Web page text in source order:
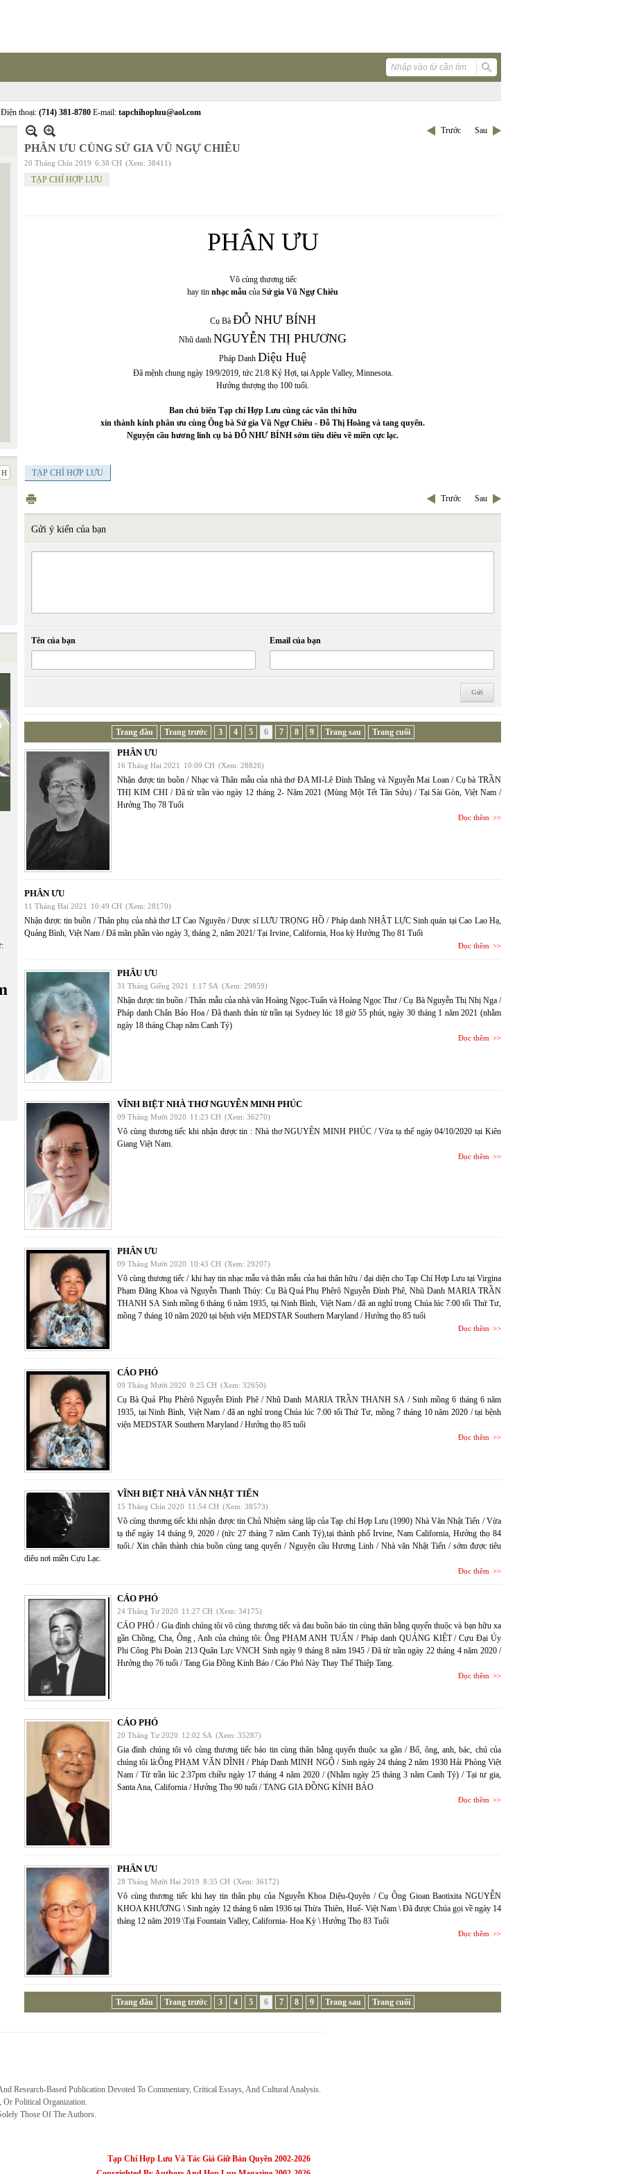
thoại: (714) 381-8780 E-mail: tapchihopluu@aol.com
Trước Sau
PHÂN ƯU CÙNG SỬ GIA VŨ NGỰ CHIÊU
20 Tháng Chín 2019 6:38 CH (Xem: 38411)
TẠP CHÍ HỢP LƯU
PHÂN ƯU
Vô cùng thương tiếc
hay tin nhạc mẫu của Sử gia Vũ Ngự Chiêu
Cụ Bà ĐỖ NHƯ BÍNH
Nhũ danh NGUYỄN THỊ PHƯƠNG
Pháp Danh Diệu Huệ
Đã mệnh chung ngày 19/9/2019, tức 21/8 Kỷ Hợi, tại Apple Valley, Minnesota.
Hưởng thượng thọ 100 tuổi.
Ban chủ biên Tạp chí Hợp Lưu cùng các văn thi hữu
xin thành kính phân ưu cùng Ông bà Sử gia Vũ Ngự Chiêu - Đỗ Thị Hoằng và tang quyến.
Nguyện cầu hương linh cụ bà ĐỖ NHƯ BÍNH sớm tiêu diêu về miền cực lạc.
TẠP CHÍ HỢP LƯU
Trước Sau
Gửi ý kiến của bạn
Tên của bạn Email của bạn
Trang đầu Trang trước 3 4 5 6 7 8 9 Trang sau Trang cuối
PHÂN ƯU
16 Tháng Hai 2021 10:09 CH (Xem: 28826)
Nhận được tin buồn / Nhạc và Thân mẫu của nhà thơ ĐA MI-Lê Đình Thắng và Nguyễn Mai Loan / Cụ bà TRẦN
THỊ KIM CHI / Đã từ trần vào ngày 12 tháng 2- Năm 2021 (Mùng Một Tết Tân Sửu) / Tại Sài Gòn, Việt Nam /
Hưởng Thọ 78 Tuổi
Đọc thêm
PHÂN ƯU
11 Tháng Hai 2021 10:49 CH (Xem: 28170)
Nhận được tin buồn / Thân phụ của nhà thơ LT Cao Nguyên / Dược sĩ LƯU TRỌNG HỒ / Pháp danh NHẬT LỰC Sinh quán tại Cao Lao Hạ,
Quảng Bình, Việt Nam / Đã mãn phần vào ngày 3, tháng 2, năm 2021/ Tại Irvine, California, Hoa kỳ Hưởng Thọ 81 Tuổi
Đọc thêm
PHÂU ƯU
31 Tháng Giêng 2021 1:17 SA (Xem: 29859)
Nhận được tin buồn / Thân mẫu của nhà văn Hoàng Ngọc-Tuấn và Hoàng Ngọc Thư / Cụ Bà Nguyễn Thị Nhị Nga /
Pháp danh Chân Bảo Hoa / Đã thanh thản từ trần tại Sydney lúc 18 giờ 55 phút, ngày 30 tháng 1 năm 2021 (nhằm
ngày 18 tháng Chạp năm Canh Tý)
Đọc thêm
VĨNH BIỆT NHÀ THƠ NGUYỄN MINH PHÚC
09 Tháng Mười 2020 11:23 CH (Xem: 36270)
Vô cùng thương tiếc khi nhận được tin : Nhà thơ NGUYÊN MINH PHÚC / Vừa tạ thế ngày 04/10/2020 tại Kiên
Giang Việt Nam.
Đọc thêm
PHÂN ƯU
09 Tháng Mười 2020 10:43 CH (Xem: 29207)
Vô cùng thương tiếc / khi hay tin nhạc mẫu và thân mẫu của hai thân hữu / đại diện cho Tạp Chí Hợp Lưu tại Virgina
Phạm Đăng Khoa và Nguyễn Thanh Thúy: Cụ Bà Quả Phụ Phêrô Nguyễn Đình Phê, Nhũ Danh MARIA TRẦN
THANH SA Sinh mồng 6 tháng 6 năm 1935, tại Ninh Bình, Việt Nam / đã an nghỉ trong Chúa lúc 7:00 tối Thứ Tư,
mồng 7 tháng 10 năm 2020 tại bệnh viện MEDSTAR Southern Maryland / Hưởng thọ 85 tuổi
Đọc thêm
CÁO PHÓ
09 Tháng Mười 2020 9:25 CH (Xem: 32650)
Cụ Bà Quả Phụ Phêrô Nguyễn Đình Phê / Nhũ Danh MARIA TRẦN THANH SA / Sinh mồng 6 tháng 6 năm
1935, tại Ninh Bình, Việt Nam / đã an nghỉ trong Chúa lúc 7:00 tối Thứ Tư, mồng 7 tháng 10 năm 2020 / tại bệnh
viện MEDSTAR Southern Maryland / Hưởng thọ 85 tuổi
Đọc thêm
VĨNH BIỆT NHÀ VĂN NHẬT TIẾN
15 Tháng Chín 2020 11:54 CH (Xem: 38573)
Vô cùng thương tiếc khi nhận được tin Chủ Nhiệm sáng lập của Tạp chí Hợp Lưu (1990) Nhà Văn Nhật Tiến / Vừa
tạ thế ngày 14 tháng 9, 2020 / (tức 27 tháng 7 năm Canh Tý),tại thành phố Irvine, Nam California, Hưởng thọ 84
tuổi./ Xin chân thành chia buồn cùng tang quyến / Nguyện cầu Hương Linh / Nhà văn Nhật Tiến / sớm được tiêu
diêu nơi miền Cựu Lạc.
Đọc thêm
CÁO PHÓ
24 Tháng Tư 2020 11:27 CH (Xem: 34175)
CÁO PHÓ / Gia đình chúng tôi vô cùng thương tiếc và đau buồn báo tin cùng thân bằng quyến thuộc và bạn hữu xa
gần Chồng, Cha, Ông , Anh của chúng tôi: Ông PHẠM ANH TUẤN / Pháp danh QUẢNG KIỆT / Cựu Đại Úy
Phi Công Phi Đoàn 213 Quân Lực VNCH Sinh ngày 9 tháng 8 năm 1945 / Đã từ trần ngày 22 tháng 4 năm 2020 /
Hưởng thọ 76 tuổi / Tang Gia Đồng Kính Báo / Cáo Phó Này Thay Thế Thiệp Tang.
Đọc thêm
CÁO PHÓ
20 Tháng Tư 2020 12:02 SA (Xem: 35287)
Gia đình chúng tôi vô cùng thương tiếc báo tin cùng thân bằng quyến thuộc xa gần / Bố, ông, anh, bác, chú của
chúng tôi là:Ông PHẠM VĂN DĨNH / Pháp Danh MINH NGỘ / Sinh ngày 24 tháng 2 năm 1930 Hải Phòng Việt
Nam / Từ trần lúc 2:37pm chiều ngày 17 tháng 4 năm 2020 / (Nhằm ngày 25 tháng 3 năm Canh Tý) / Tại tư gia,
Santa Ana, California / Hưởng Thọ 90 tuổi / TANG GIA ĐỒNG KÍNH BÁO
Đọc thêm
PHÂN ƯU
28 Tháng Mười Hai 2019 8:35 CH (Xem: 36172)
Vô cùng thương tiếc khi hay tin thân phụ của Nguyễn Khoa Diệu-Quyên / Cụ Ông Gioan Baotixita NGUYỄN
KHOA KHƯƠNG \ Sinh ngày 12 tháng 6 năm 1936 tại Thừa Thiên, Huế- Việt Nam \ Đã được Chúa gọi về ngày 14
tháng 12 năm 2019 \Tại Fountain Valley, California- Hoa Kỳ \ Hưởng Thọ 83 Tuổi
Đọc thêm
Trang đầu Trang trước 3 4 5 6 7 8 9 Trang sau Trang cuối
Research-Based Publication Devoted To Commentary, Critical Essays, And Cultural Analysis.
Political Organization.
Those Of The Authors.
Tạp Chí Hợp Lưu Và Tác Giả Giữ Bản Quyền 2002-2026